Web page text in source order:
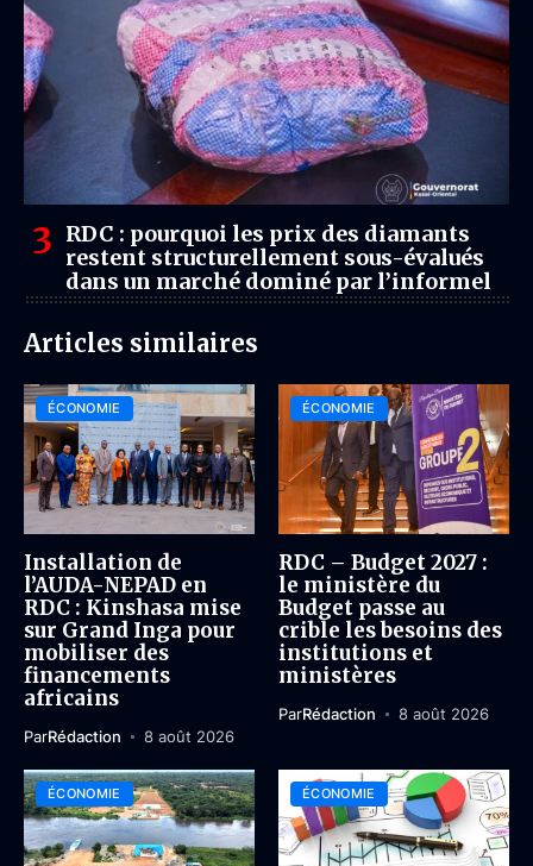
RDC : pourquoi les prix des diamants
restent structurellement sous-évalués
dans un marché dominé par l’informel
Articles similaires
ÉCONOMIE
Installation de
l’AUDA-NEPAD en
RDC : Kinshasa mise
sur Grand Inga pour
mobiliser des
financements
africains
ParRédaction 8 août 2026
ÉCONOMIE
RDC – Budget 2027 :
le ministère du
Budget passe au
crible les besoins des
institutions et
ministères
ParRédaction 8 août 2026
ÉCONOMIE ÉCONOMIE